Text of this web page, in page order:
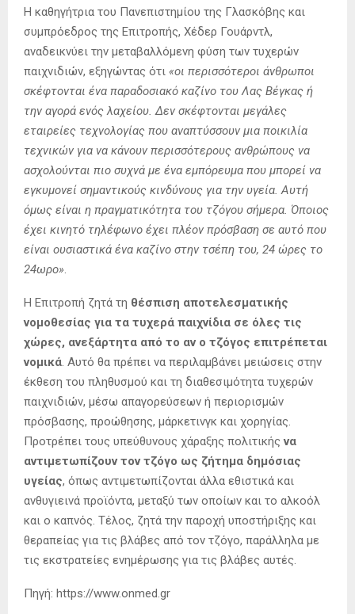
Η καθηγήτρια του Πανεπιστημίου της Γλασκόβης και
συμπρόεδρος της Επιτροπής, Χέδερ Γουάρντλ,
αναδεικνύει την μεταβαλλόμενη φύση των τυχερών
παιχνιδιών, εξηγώντας ότι «οι περισσότεροι άνθρωποι
σκέφτονται ένα παραδοσιακό καζίνο του Λας Βέγκας ή
την αγορά ενός λαχείου. Δεν σκέφτονται μεγάλες
εταιρείες τεχνολογίας που αναπτύσσουν μια ποικιλία
τεχνικών για να κάνουν περισσότερους ανθρώπους να
ασχολούνται πιο συχνά με ένα εμπόρευμα που μπορεί να
εγκυμονεί σημαντικούς κινδύνους για την υγεία. Αυτή
όμως είναι η πραγματικότητα του τζόγου σήμερα. Όποιος
έχει κινητό τηλέφωνο έχει πλέον πρόσβαση σε αυτό που
είναι ουσιαστικά ένα καζίνο στην τσέπη του, 24 ώρες το
24ωρο»
Η Επιτροπή ζητά τη θέσπιση αποτελεσματικής
νομοθεσίας για τα τυχερά παιχνίδια σε όλες τις
χώρες, ανεξάρτητα από το αν ο τζόγος επιτρέπεται
νομικά . Αυτό θα πρέπει να περιλαμβάνει μειώσεις στην
έκθεση του πληθυσμού και τη διαθεσιμότητα τυχερών
παιχνιδιών, μέσω απαγορεύσεων ή περιορισμών
πρόσβασης, προώθησης, μάρκετινγκ και χορηγίας.
Προτρέπει τους υπεύθυνους χάραξης πολιτικήςνα
αντιμετωπίζουν τον τζόγο ως ζήτημα δημόσιας
υγείας, όπως αντιμετωπίζονται άλλα εθιστικά και
ανθυγιεινά προϊόντα, μεταξύ των οποίων και το αλκοόλ
και ο καπνός. Τέλος, ζητά την παροχή υποστήριξης και
θεραπείας για τις βλάβες από τον τζόγο, παράλληλα με
τις εκστρατείες ενημέρωσης για τις βλάβες αυτές.
Πηγή: https://www.onmed.gr